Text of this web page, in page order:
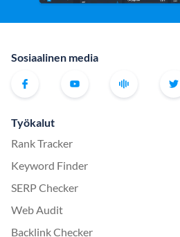
Sosiaalinen media
Työkalut
Rank Tracker
Keyword Finder
SERP Checker
Web Audit
Backlink Checker